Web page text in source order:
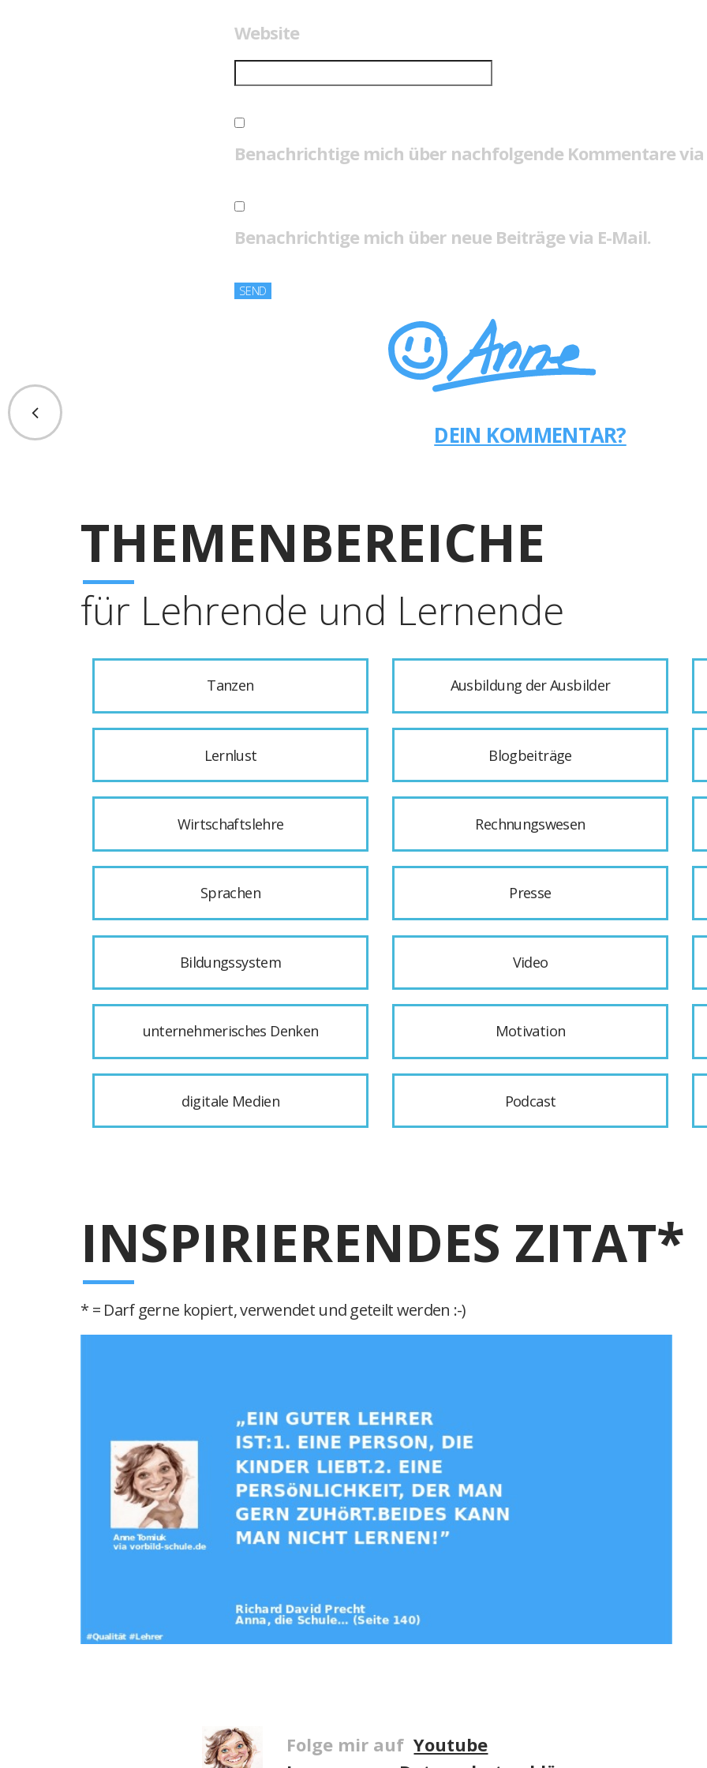
Website
Benachrichtige mich über nachfolgende Kommentare via
Benachrichtige mich über neue Beiträge via E-Mail.
DEIN KOMMENTAR?
THEMENBEREICHE
für Lehrende und Lernende
Tanzen Ausbildung der Ausbilder
Lernlust Blogbeiträge
Wirtschaftslehre Rechnungswesen
Sprachen Presse
Bildungssystem Video
unternehmerisches Denken Motivation
digitale Medien Podcast
INSPIRIERENDES ZITAT*
* = Darf gerne kopiert, verwendet und geteilt werden :-)
Folge mir auf Youtube